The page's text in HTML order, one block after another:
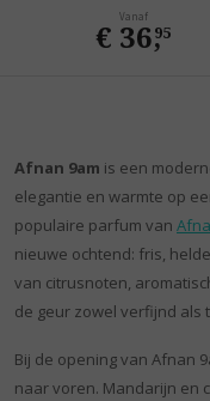
Vanaf
€ 36,
95
Afnan 9am is een
elegantie en warmte op
populaire parfum van
nieuwe ochtend: fris,
van citrusnoten,
de geur zowel verfijnd als
Bij de opening van Afnan
naar voren. Mandarijn en